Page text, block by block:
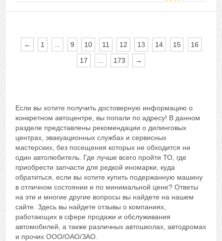
← 1 9 10 11 12 13 14 15
16
17
173 →
Если вы хотите получить достоверную информацию о
конкретном автоцентре, вы попали по адресу! В данном
разделе представлены рекомендации о дилинговых
центрах, эвакуационных службах и сервисных
мастерских, без посещения которых не обходится ни
один автолюбитель. Где лучше всего пройти ТО, где
приобрести запчасти для редкой иномарки, куда
обратиться, если вы хотите купить подержанную машину
в отличном состоянии и по минимальной цене? Ответы
на эти и многие другие вопросы вы найдете на нашем
сайте. Здесь вы найдете отзывы о компаниях,
работающих в сфере продажи и обслуживания
автомобилей, а также различных автошколах, автодромах
и прочих ООО/ОАО/ЗАО.